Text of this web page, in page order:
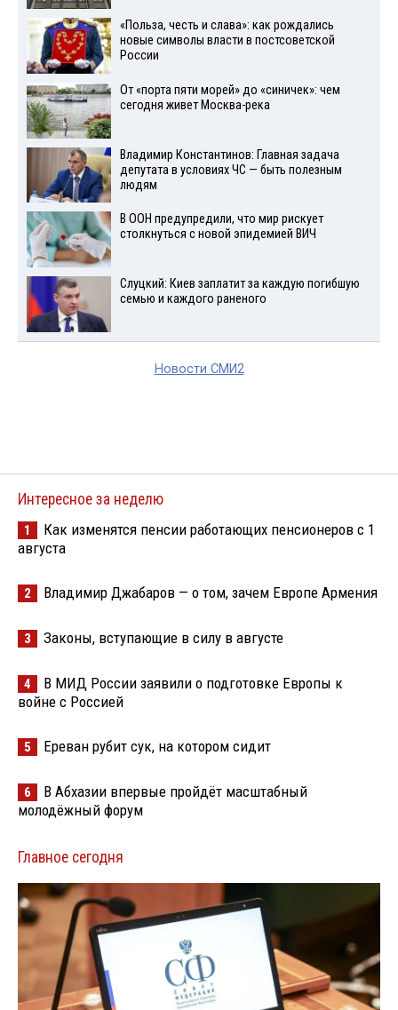
«Польза, честь и слава»: как рождались
новые символы власти в постсоветской
России
От «порта пяти морей» до «синичек»: чем
сегодня живет Москва-река
Владимир Константинов: Главная задача
депутата в условиях ЧС — быть полезным
людям
В ООН предупредили, что мир рискует
столкнуться с новой эпидемией ВИЧ
Слуцкий: Киев заплатит за каждую погибшую
семью и каждого раненого
Новости СМИ2
Интересное за неделю
1
Как изменятся пенсии работающих пенсионеров с 1
августа
2 Владимир Джабаров — о том, зачем Европе Армения
3 Законы, вступающие в силу в августе
4
В МИД России заявили о подготовке Европы к
войне с Россией
5 Ереван рубит сук, на котором сидит
6
В Абхазии впервые пройдёт масштабный
молодёжный форум
Главное сегодня